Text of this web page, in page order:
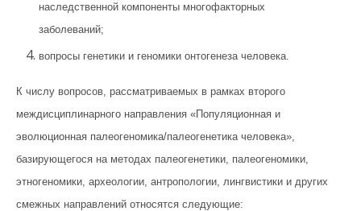
наследственной компоненты многофакторных
заболеваний;
вопросы генетики и геномики онтогенеза человека.
К числу вопросов, рассматриваемых в рамках второго
междисциплинарного направления «Популяционная и
эволюционная палеогеномика/палеогенетика человека»,
базирующегося на методах палеогенетики, палеогеномики,
этногеномики, археологии, антропологии, лингвистики и других
смежных направлений относятся следующие: